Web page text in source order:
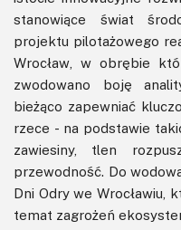
stanowiące świat
projektu pilotażowego
Wrocław, w obrębie
zwodowano boję
bieżąco zapewniać
rzece - na podstawie
zawiesiny, tlen
przewodność. Do
Dni Odry we Wrocławiu,
temat zagrożeń